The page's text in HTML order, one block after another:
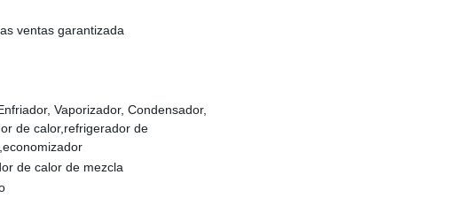
ventas garantizada
Vaporizador, Condensador,
de calor,refrigerador de
de calor de mezcla